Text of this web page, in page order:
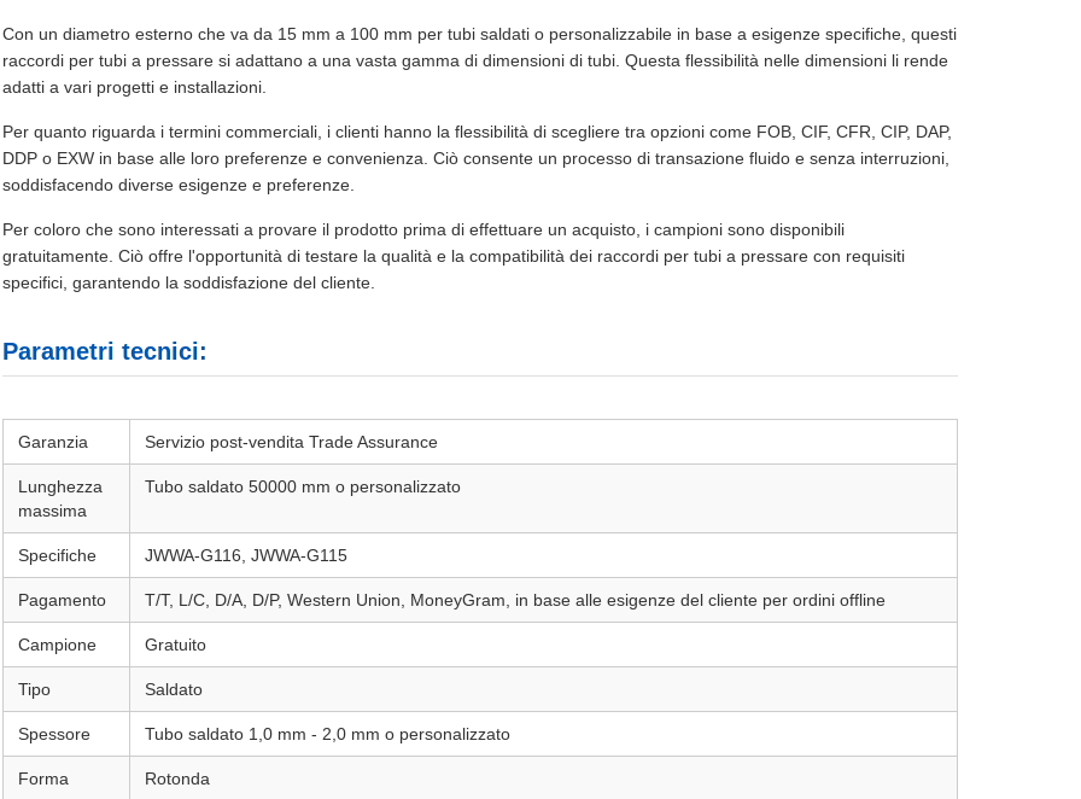
Con un diametro esterno che va da 15 mm a 100 mm per tubi saldati o personalizzabile in base a esigenze specifiche, questi
raccordi per tubi a pressare si adattano a una vasta gamma di dimensioni di tubi. Questa flessibilità nelle dimensioni li rende
adatti a vari progetti e installazioni.
Per quanto riguarda i termini commerciali, i clienti hanno la flessibilità di scegliere tra opzioni come FOB, CIF, CFR, CIP, DAP,
DDP o EXW in base alle loro preferenze e convenienza. Ciò consente un processo di transazione fluido e senza interruzioni,
soddisfacendo diverse esigenze e preferenze.
Per coloro che sono interessati a provare il prodotto prima di effettuare un acquisto, i campioni sono disponibili
gratuitamente. Ciò offre l'opportunità di testare la qualità e la compatibilità dei raccordi per tubi a pressare con requisiti
specifici, garantendo la soddisfazione del cliente.
Parametri tecnici:
Garanzia Servizio post-vendita Trade Assurance
Lunghezza
massima
Tubo saldato 50000 mm o personalizzato
Specifiche JWWA-G116, JWWA-G115
Pagamento T/T, L/C, D/A, D/P, Western Union, MoneyGram, in base alle esigenze del cliente per ordini offline
Campione Gratuito
Tipo Saldato
Spessore Tubo saldato 1,0 mm - 2,0 mm o personalizzato
Forma Rotonda